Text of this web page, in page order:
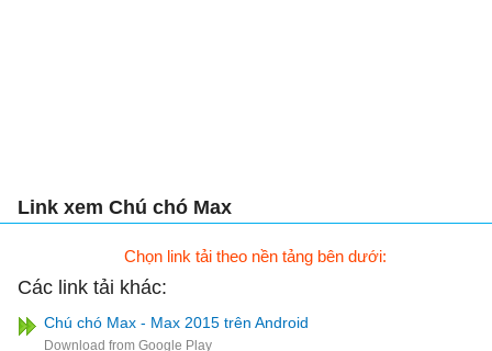
Link xem Chú chó Max
Chọn link tải theo nền tảng bên dưới:
Các link tải khác:
Chú chó Max - Max 2015 trên Android